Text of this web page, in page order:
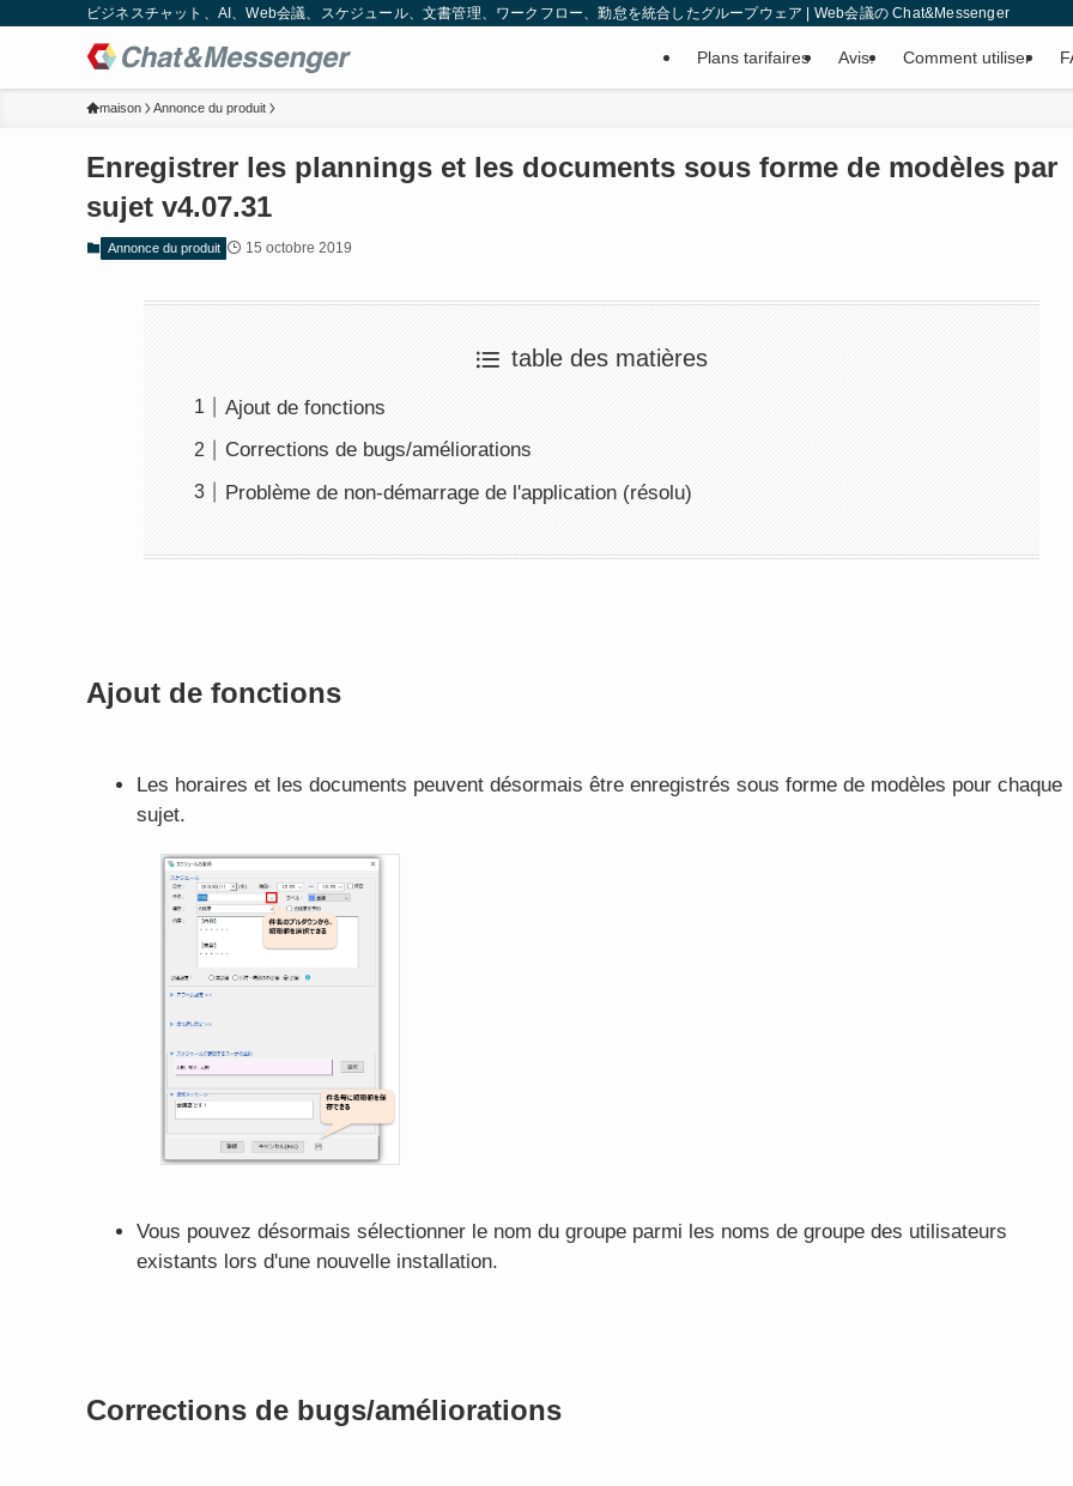
ビジネスチャット、AI、Web会議、スケジュール、文書管理、ワークフロー、勤怠を統合したグループウェア | Web会議の Chat&Messenger
Plans tarifaires Avis. Comment utiliser
maison Annonce du produit
Enregistrer les plannings et les documents sous forme de modèles par
sujet v4.07.31
Annonce du produit 15 octobre 2019
table des matières
Ajout de fonctions
Corrections de bugs/améliorations
Problème de non-démarrage de l'application (résolu)
Ajout de fonctions
Les horaires et les documents peuvent désormais être enregistrés sous forme de modèles pour chaque
sujet.
Vous pouvez désormais sélectionner le nom du groupe parmi les noms de groupe des utilisateurs
existants lors d'une nouvelle installation.
Corrections de bugs/améliorations